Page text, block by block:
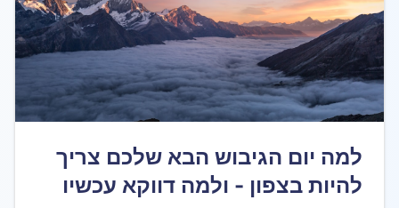
למה יום הגיבוש הבא שלכם צריך
להיות בצפון - ולמה דווקא עכשיו